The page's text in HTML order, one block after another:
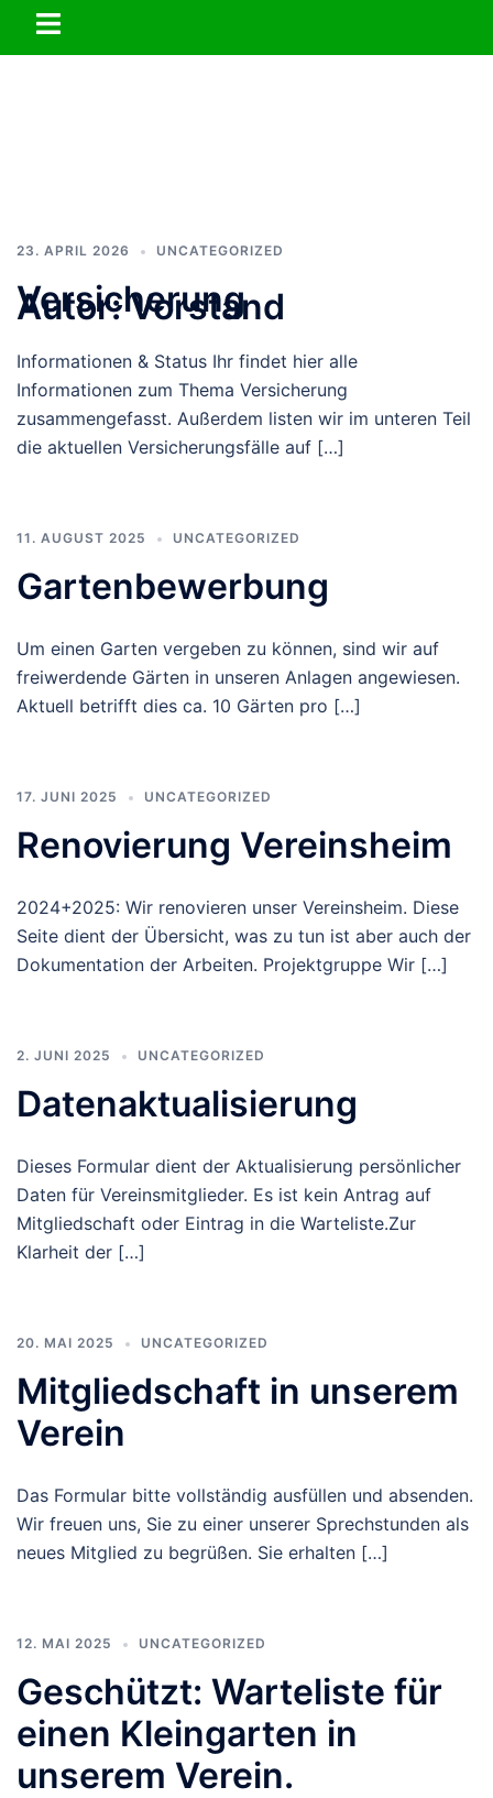
Menü
Autor:Vorstand
23. APRIL 2026 UNCATEGORIZED
Versicherung
Informationen & Status Ihr findet hier alle
Informationen zum Thema Versicherung
zusammengefasst. Außerdem listen wir im unteren Teil
die aktuellen Versicherungsfälle auf […]
11. AUGUST 2025 UNCATEGORIZED
Gartenbewerbung
Um einen Garten vergeben zu können, sind wir auf
freiwerdende Gärten in unseren Anlagen angewiesen.
Aktuell betrifft dies ca. 10 Gärten pro […]
17. JUNI 2025 UNCATEGORIZED
Renovierung Vereinsheim
2024+2025: Wir renovieren unser Vereinsheim. Diese
Seite dient der Übersicht, was zu tun ist aber auch der
Dokumentation der Arbeiten. Projektgruppe Wir […]
2. JUNI 2025 UNCATEGORIZED
Datenaktualisierung
Dieses Formular dient der Aktualisierung persönlicher
Daten für Vereinsmitglieder. Es ist kein Antrag auf
Mitgliedschaft oder Eintrag in die Warteliste.Zur
Klarheit der […]
20. MAI 2025 UNCATEGORIZED
Mitgliedschaft in unserem
Verein
Das Formular bitte vollständig ausfüllen und absenden.
Wir freuen uns, Sie zu einer unserer Sprechstunden als
neues Mitglied zu begrüßen. Sie erhalten […]
12. MAI 2025 UNCATEGORIZED
Geschützt: Warteliste für
einen Kleingarten in
unserem Verein.